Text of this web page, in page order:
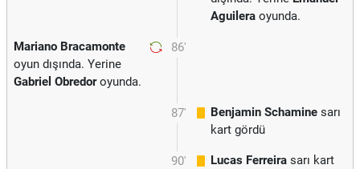
Aguilera oyunda.
86'
Mariano Bracamonte
oyun dışında. Yerine
Gabriel Obredoroyunda.
87' Benjamin Schamine sarı
kart gördü
90' Lucas Ferreira sarı kart